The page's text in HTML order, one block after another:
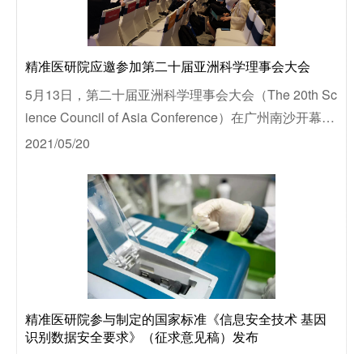
精准医研院应邀参加第二十届亚洲科学理事会大会
5月13日，第二十届亚洲科学理事会大会（The 20th Sc
ience Council of Asia Conference）在广州南沙开幕。
粤港澳大湾区精准医学研究院受邀参加本次大会。
2021/05/20
精准医研院参与制定的国家标准《信息安全技术 基因
识别数据安全要求》（征求意见稿）发布